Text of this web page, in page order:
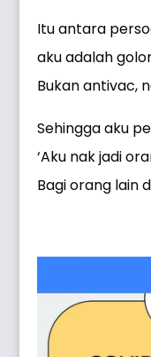
Itu antara
aku adalah
Bukan antivac,
Sehingga aku
‘Aku nak jadi
Bagi orang lain